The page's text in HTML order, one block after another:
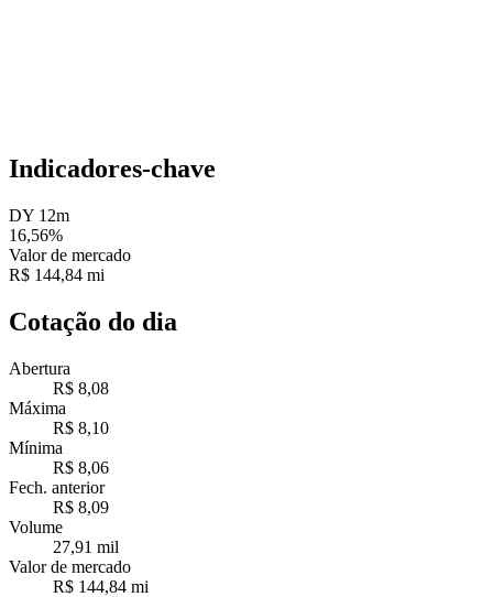
Indicadores-chave
DY 12m
16,56%
Valor de mercado
R$ 144,84 mi
Cotação do dia
Abertura
R$ 8,08
Máxima
R$ 8,10
Mínima
R$ 8,06
Fech. anterior
R$ 8,09
Volume
27,91 mil
Valor de mercado
R$ 144,84 mi